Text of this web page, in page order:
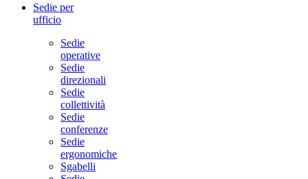
Sedie per
ufficio
Sedie
operative
Sedie
direzionali
Sedie
collettività
Sedie
conferenze
Sedie
ergonomiche
Sgabelli